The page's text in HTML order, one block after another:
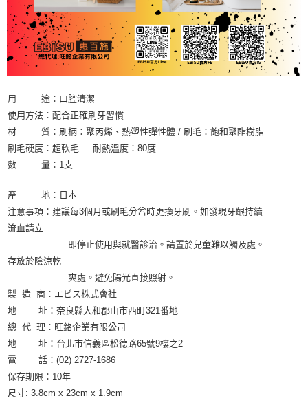
用 途：口腔清潔
使用方法：配合正確刷牙習慣
材 質：刷柄：聚丙烯、熱塑性彈性體 / 刷毛：飽和聚酯樹脂
刷毛硬度：超軟毛 耐熱溫度：80度
數 量：1支
產 地：日本
注意事項：建議每3個月或刷毛分岔時更換牙刷。如發現牙齦持續
流血請立
即停止使用與就醫診治。請置於兒童難以觸及處。
存放於陰涼乾
爽處。避免陽光直接照射。
製 造 商：エビス株式會社
地 址：奈良縣大和郡山市西町321番地
總 代 理：旺銘企業有限公司
地 址：台北市信義區松德路65號9樓之2
電 話：(02) 2727-1686
保存期限：10年
尺寸: 3.8cm x 23cm x 1.9cm